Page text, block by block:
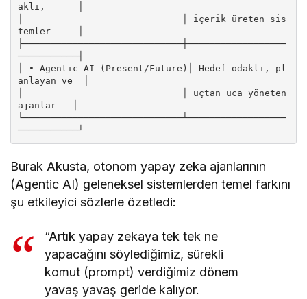
aklı,      │
│                             │ içerik üreten sis
temler     │
├─────────────────────────────┼──────────────────
───────────┤
│ • Agentic AI (Present/Future)│ Hedef odaklı, pl
anlayan ve  │
│                             │ uçtan uca yöneten
ajanlar   │
└─────────────────────────────┴──────────────────
Burak Akusta, otonom yapay zeka ajanlarının
(Agentic AI) geleneksel sistemlerden temel farkını
şu etkileyici sözlerle özetledi:
“Artık yapay zekaya tek tek ne
yapacağını söylediğimiz, sürekli
komut (prompt) verdiğimiz dönem
yavaş yavaş geride kalıyor.